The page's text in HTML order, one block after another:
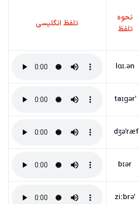
نحوه
تلفظ
تلفظ انگلیسی
lɑɪ.ən
ˈtaɪɡər
dʒəˈræf
bɪər
ˈziːbrə